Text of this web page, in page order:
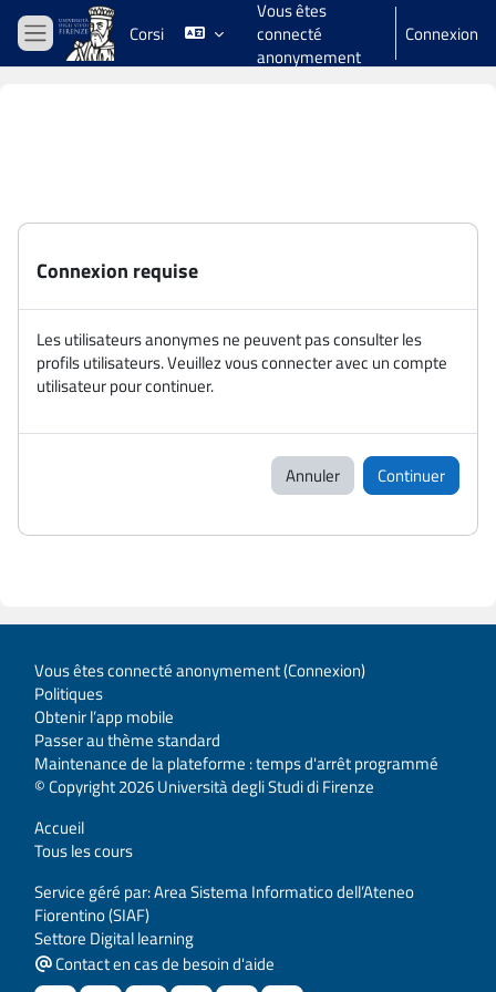
Passer au contenu principal
Panneau latéral
Corsi
Vous êtes
connecté
anonymement
Connexion
Connexion requise
Les utilisateurs anonymes ne peuvent pas consulter les
profils utilisateurs. Veuillez vous connecter avec un compte
utilisateur pour continuer.
Annuler Continuer
Vous êtes connecté anonymement (Connexion)
Politiques
Obtenir l’app mobile
Passer au thème standard
Maintenance de la plateforme : temps d'arrêt programmé
© Copyright 2026 Università degli Studi di Firenze
Accueil
Tous les cours
Service géré par: Area Sistema Informatico dell’Ateneo
Fiorentino (SIAF)
Settore Digital learning
Contact en cas de besoin d'aide